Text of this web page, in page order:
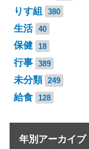
りす組 380
生活 40
保健 18
行事 389
未分類 249
給食 128
年別アーカイブ